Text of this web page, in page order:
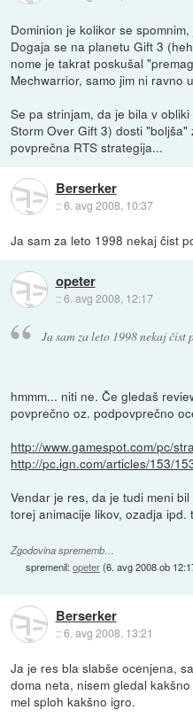
Dominion je kolikor se
Dogaja se na planetu Gift 3
nome je takrat poskušal
Mechwarrior, samo jim ni ravno
Se pa strinjam, da je bila v
Storm Over Gift 3) dosti
povprečna RTS strategija...
Berserker
::6. avg 2008, 10:37
Ja sam za leto 1998 nekaj čist
opeter
::6. avg 2008, 12:17
Ja sam za leto 1998 nekaj čist
hmmm... niti ne. Če gledaš
povprečno oz. podpovprečno
http://www.gamespot.com/pc/
http://pc.ign.com/articles/153/
Vendar je res, da je tudi meni
torej animacije likov, ozadja
Zgodovina sprememb…
spremenil:opeter(6. avg 2008 ob
Berserker
::6. avg 2008, 13:21
Ja je res bla slabše ocenjena,
doma neta, nisem gledal
mel sploh kakšno igro.